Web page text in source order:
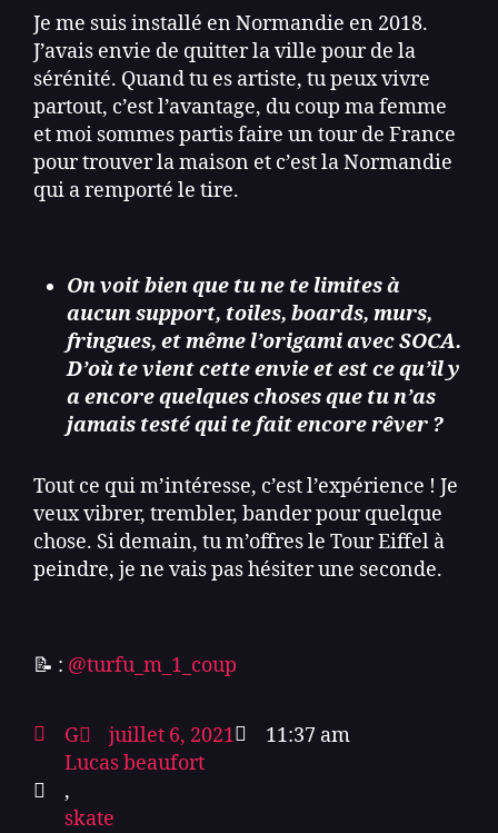
Je me suis installé en Normandie en 2018.
J’avais envie de quitter la ville pour de la
sérénité. Quand tu es artiste, tu peux vivre
partout, c’est l’avantage, du coup ma femme
et moi sommes partis faire un tour de France
pour trouver la maison et c’est la Normandie
qui a remporté le tire.
On voit bien que tu ne te limites à
aucun support, toiles, boards, murs,
fringues, et même l’origami avec SOCA.
D’où te vient cette envie et est ce qu’il y
a encore quelques choses que tu n’as
jamais testé qui te fait encore rêver ?
Tout ce qui m’intéresse, c’est l’expérience ! Je
veux vibrer, trembler, bander pour quelque
chose. Si demain, tu m’offres le Tour Eiffel à
peindre, je ne vais pas hésiter une seconde.
📝 : @turfu_m_1_coup
G juillet 6, 2021
11:37 am
Lucas beaufort
,
skate